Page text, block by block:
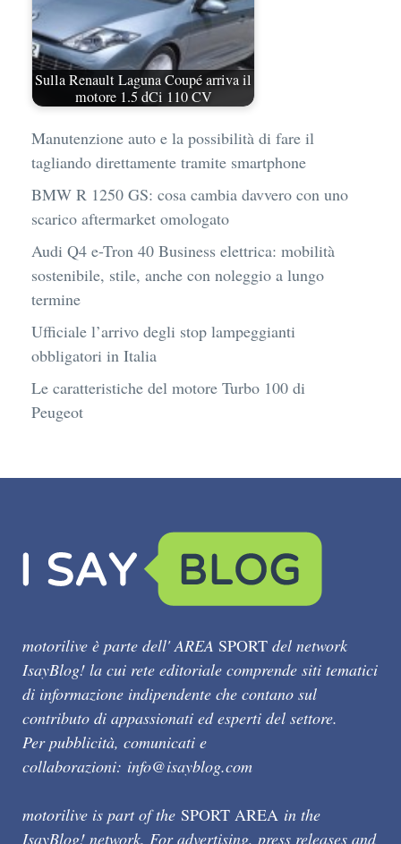
Sulla Renault Laguna Coupé arriva il
motore 1.5 dCi 110 CV
Manutenzione auto e la possibilità di fare il
tagliando direttamente tramite smartphone
BMW R 1250 GS: cosa cambia davvero con uno
scarico aftermarket omologato
Audi Q4 e-Tron 40 Business elettrica: mobilità
sostenibile, stile, anche con noleggio a lungo
termine
Ufficiale l’arrivo degli stop lampeggianti
obbligatori in Italia
Le caratteristiche del motore Turbo 100 di
Peugeot
motorilive è parte dell' AREA SPORT del network
IsayBlog! la cui rete editoriale comprende siti tematici
di informazione indipendente che contano sul
contributo di appassionati ed esperti del settore.
Per pubblicità, comunicati e
collaborazioni: info@isayblog.com
motorilive is part of the SPORT AREA in the
IsayBlog! network. For advertising, press releases and